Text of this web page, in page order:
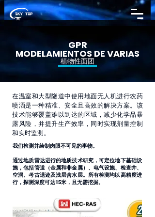
GPR
MODELAMIENTOS DE VARIAS
植物性面团
在温室和大型隧道中使用地面无人机进行农药
喷洒是一种精准、安全且高效的解决方案。该
技术能够覆盖难以到达的区域，减少化学品暴
露风险，并提升生产效率，同时实现剂量控制
和实时监测。
我们检测并绘制肉眼不可见的事物。
通过地质雷达进行的地质技术研究，可定位地下基础设
施，包括管道（金属和非金属）、电气设施、检查井、
空洞、考古遗迹及浅层含水层。所有检测均以高精度进
行，探测深度可达15米，且无需挖掘。